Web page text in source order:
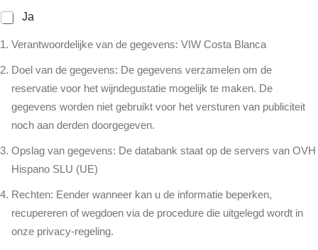
Ja
Verantwoordelijke van de gegevens: VIW Costa Blanca
Doel van de gegevens: De gegevens verzamelen om de
reservatie voor het wijndegustatie mogelijk te maken. De
gegevens worden niet gebruikt voor het versturen van publiciteit
noch aan derden doorgegeven.
Opslag van gegevens: De databank staat op de servers van OVH
Hispano SLU (UE)
Rechten: Eender wanneer kan u de informatie beperken,
recupereren of wegdoen via de procedure die uitgelegd wordt in
onze privacy-regeling.